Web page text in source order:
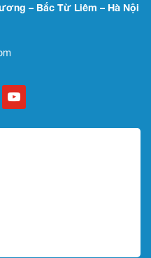
– Bắc Từ Liêm – Hà Nội
youtube